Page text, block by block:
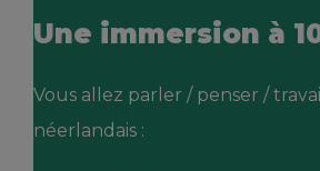
Une immersion à
Vous allez parler / penser /
néerlandais :